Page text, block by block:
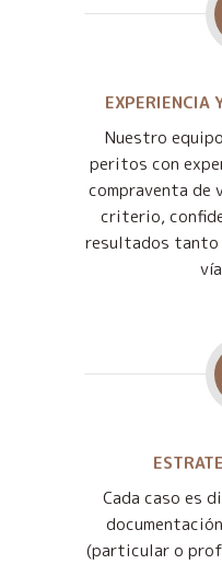
EXPERIENCIA
Nuestro
peritos con
compraventa de
criterio,
resultados tanto
Cada caso es
(particular o